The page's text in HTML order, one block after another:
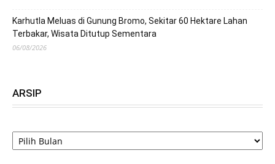
Karhutla Meluas di Gunung Bromo, Sekitar 60 Hektare Lahan
Terbakar, Wisata Ditutup Sementara
06/08/2026
ARSIP
ARSIP